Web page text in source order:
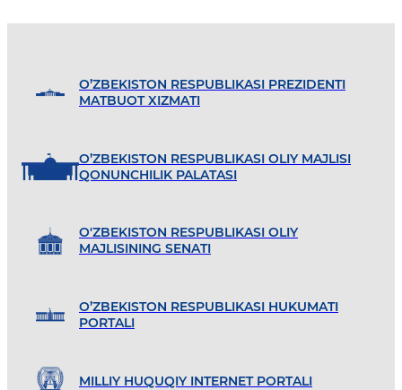
O’ZBEKISTON RESPUBLIKASI PREZIDENTI
MATBUOT XIZMATI
O’ZBEKISTON RESPUBLIKASI OLIY MAJLISI
QONUNCHILIK PALATASI
O'ZBEKISTON RESPUBLIKASI OLIY
MAJLISINING SENATI
O’ZBEKISTON RESPUBLIKASI HUKUMATI
PORTALI
MILLIY HUQUQIY INTERNET PORTALI